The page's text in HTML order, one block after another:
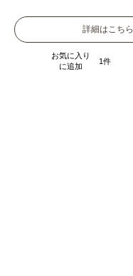
詳細はこちら
お気に入り
に追加
1